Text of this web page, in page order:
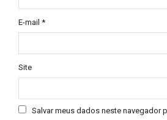
E-mail *
Site
Salvar meus dados neste navegador